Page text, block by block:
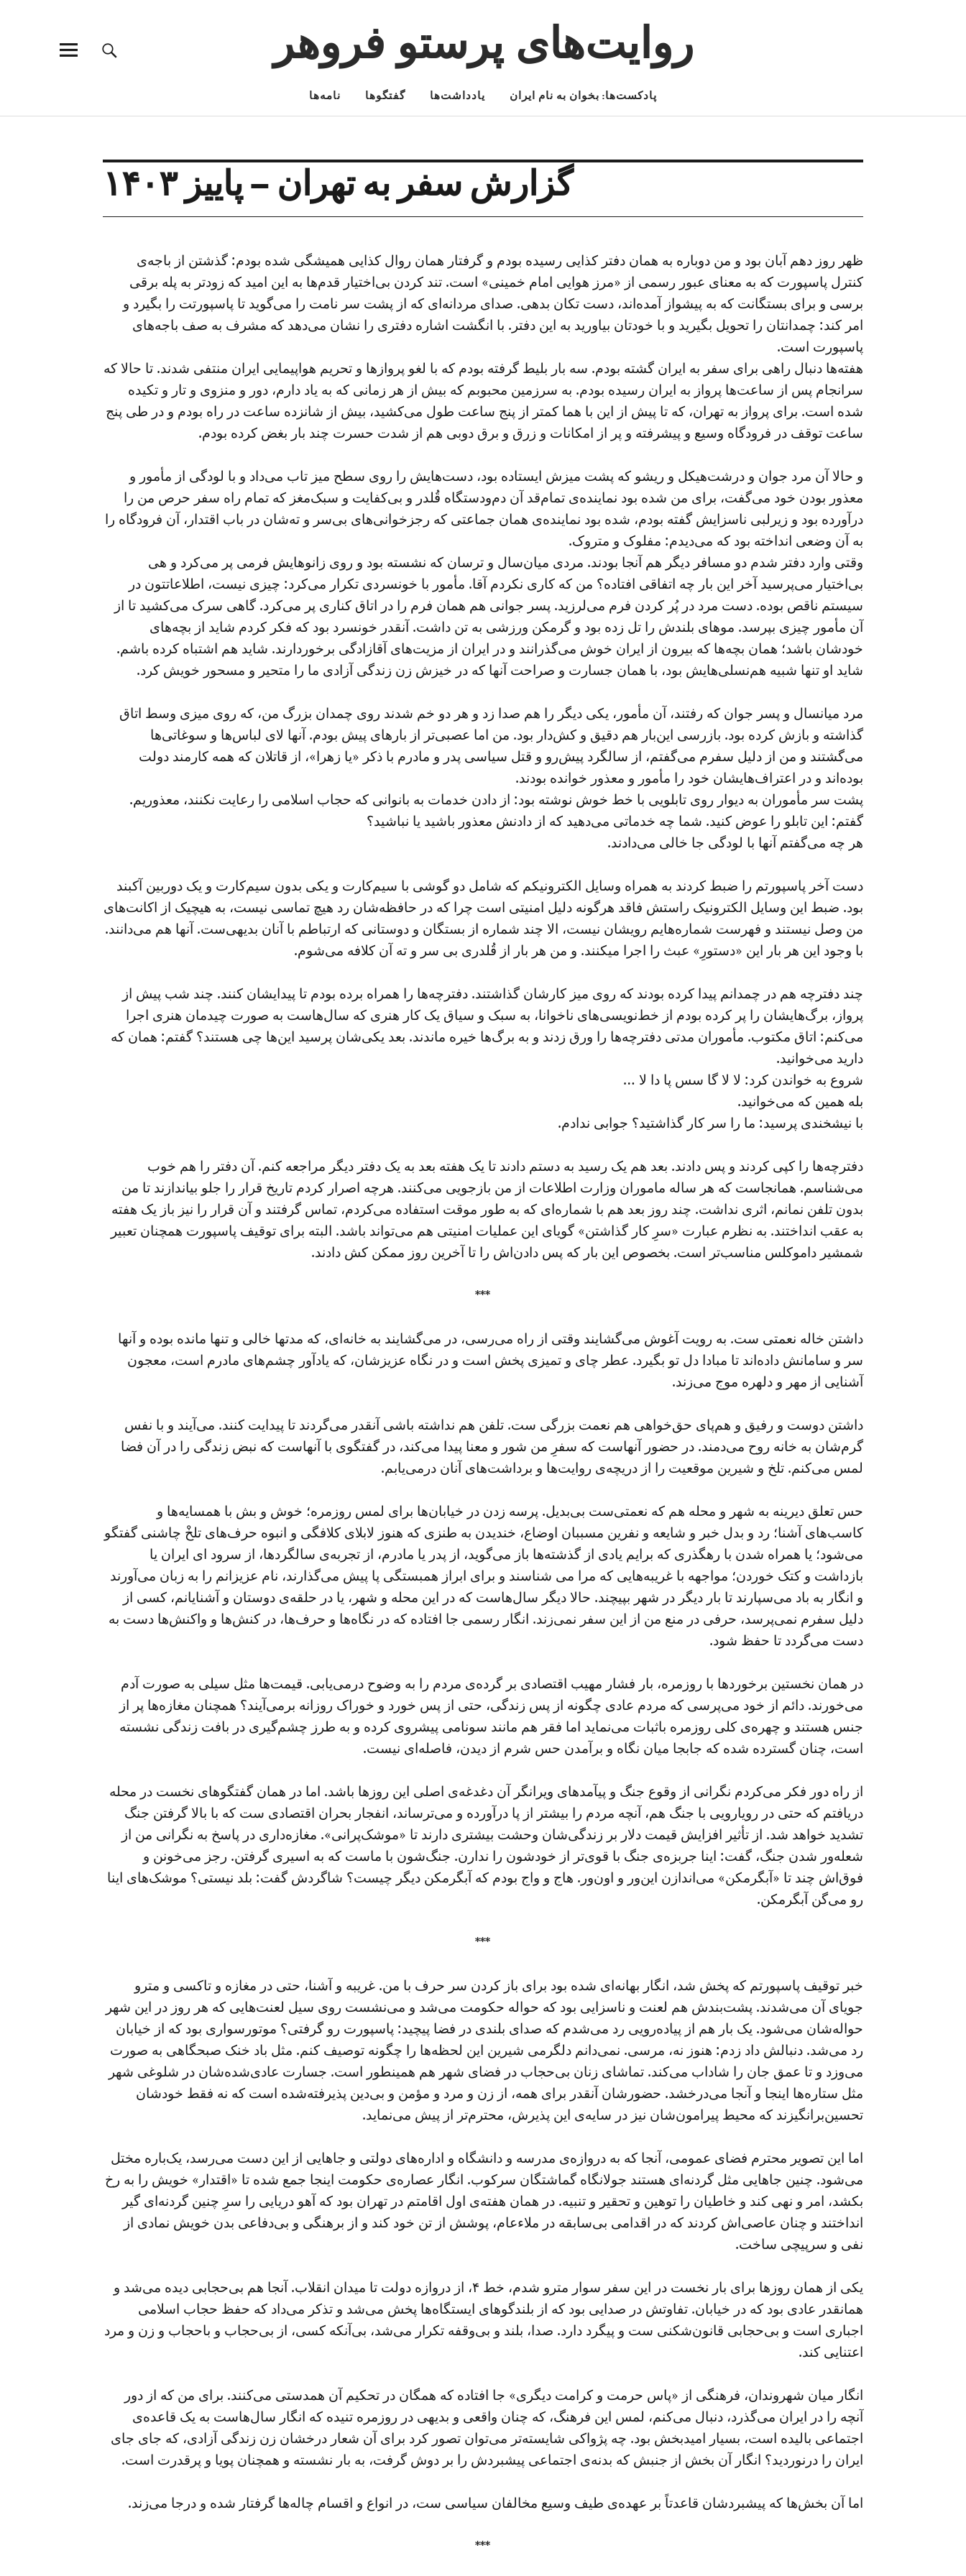
روایت‌های پرستو فروهر
نامه‌ها گفتگوها یادداشت‌ها پادکست‌ها: بخوان به نام ایران
گزارش سفر به تهران – پاییز ۱۴۰۳
ظهر روز دهم آبان بود و من دوباره به همان دفتر کذایی رسیده بودم و گرفتار همان روال کذایی همیشگی شده بودم: گذشتن از باجه‌ی
کنترل پاسپورت که به معنای عبور رسمی از «مرز هوایی امام خمینی» است. تند کردن بی‌اختیار قدم‌ها به این امید که زودتر به پله برقی
برسی و برای بستگانت که به پیشواز آمده‌اند، دست تکان بدهی. صدای مردانه‌ای که از پشت سر نامت را می‌گوید تا پاسپورتت را بگیرد و
امر کند: چمدانتان را تحویل بگیرید و با خودتان بیاورید به این دفتر. با انگشت اشاره‌ دفتری را نشان می‌دهد که مشرف به صف باجه‌های
پاسپورت است.
هفته‌ها دنبال راهی برای سفر به ایران گشته بودم. سه بار بلیط گرفته بودم که با لغو پروازها و تحریم هواپیمایی ایران منتفی شدند. تا حالا که
سرانجام پس از ساعت‌ها پرواز به ایران رسیده بودم. به سرزمین محبوبم که بیش از هر زمانی که به یاد دارم، دور و منزوی و تار و تکیده
شده است. برای پرواز به تهران، که تا پیش از این با هما کمتر از پنج ساعت طول می‌کشید، بیش از شانزده ساعت در راه بودم و در طی پنج
ساعت توقف در فرودگاه وسیع و پیشرفته و پر از امکانات و زرق و برق دوبی هم از شدت حسرت چند بار بغض کرده بودم.
و حالا آن مرد جوان و درشت‌هیکل و ریشو که پشت میزش ایستاده بود، دست‌هایش را روی سطح میز تاب می‌داد و با لودگی از مأمور و
معذور بودن خود می‌گفت، برای من شده بود نماینده‌ی تمام‌قد آن دم‌ودستگاه قُلدر و بی‌کفایت و سبک‌مغز که تمام راه سفر حرص من را
درآورده بود و زیرلبی ناسزایش گفته بودم، شده بود نماینده‌ی همان جماعتی که رجزخوانی‌های بی‌سر و ته‌شان در باب اقتدار‌، آن فرودگاه را
به آن وضعی انداخته بود که می‌دیدم: مفلوک و متروک.
وقتی وارد دفتر شدم دو مسافر دیگر هم آنجا بودند. مردی میان‌سال و ترسان که نشسته بود و روی زانوهایش فرمی پر می‌کرد و هی
بی‌اختیار می‌پرسید آخر این بار چه اتفاقی افتاده؟ من که کاری نکردم آقا. مأمور با خونسردی تکرار می‌کرد: چیزی نیست، اطلاعاتتون در
سیستم ناقص بوده. دست مرد در پُر کردن فرم می‌لرزید. پسر جوانی هم همان فرم را در اتاق کناری پر می‌کرد. گاهی سرک می‌کشید تا از
آن مأمور چیزی بپرسد. موهای بلندش را تل زده بود و گرمکن ورزشی به تن داشت. آنقدر خونسرد بود که فکر کردم شاید از بچه‌های
خودشان باشد؛ همان‌ بچه‌ها که بیرون از ایران خوش می‌گذرانند و در ایران از مزیت‌های آقازادگی برخوردارند. شاید هم اشتباه کرده باشم.
شاید او تنها شبیه هم‌نسلی‌هایش بود، با همان جسارت‌ و صراحت آنها که در خیزش زن زندگی آزادی ما را متحیر و مسحور خویش کرد.
مرد میانسال و پسر جوان که رفتند، آن مأمور، یکی دیگر را هم صدا زد و هر دو خم شدند روی چمدان بزرگ من، که روی میزی وسط اتاق
گذاشته و بازش کرده بود. بازرسی این‌بار هم دقیق و کش‌دار بود. من اما عصبی‌تر از بارهای پیش بودم. آنها لای لباس‌ها و سوغاتی‌ها
می‌گشتند و من از دلیل سفرم می‌گفتم، از سالگرد پیش‌رو و قتل سیاسی پدر و مادرم با ذکر «یا زهرا»، از قاتلان که همه کارمند دولت
بوده‌اند و در اعتراف‌هایشان خود را مأمور و معذور خوانده بودند.
پشت سر مأموران به دیوار روی تابلویی با خط خوش نوشته بود: از دادن خدمات به بانوانی که حجاب اسلامی را رعایت نکنند، معذوریم.
گفتم: این تابلو را عوض کنید. شما چه خدماتی می‌دهید که از دادنش معذور باشید یا نباشید؟
هر چه می‌گفتم آنها با لودگی جا خالی می‌دادند.
دست آخر پاسپورتم را ضبط کردند به همراه وسایل الکترونیکم که شامل دو گوشی با سیم‌کارت و یکی بدون سیم‌کارت و یک دوربین آکبند
بود. ضبط این وسایل الکترونیک راستش فاقد هرگونه دلیل امنیتی است چرا که در حافظه‌شان رد هیچ تماسی نیست، به هیچیک از اکانت‌های
من وصل نیستند و فهرست شماره‌هایم رویشان نیست، الا چند شماره‌ از بستگان و دوستانی که ارتباطم با آنان بدیهی‌ست. آنها هم می‌دانند.
با وجود این هر بار این «دستورِ» عبث را اجرا میکنند. و من هر بار از قُلدری بی سر و ته آن کلافه می‌شوم.
چند دفترچه هم در چمدانم پیدا کرده بودند که روی میز کارشان گذاشتند. دفترچه‌ها را همراه برده بودم تا پیدایشان کنند. چند شب پیش از
پرواز، برگ‌هایشان را پر کرده بودم‌ از خط‌نویسی‌های ناخوانا، به سبک و سیاق یک کار هنری که سال‌هاست به صورت چیدمان هنری اجرا
می‌کنم: اتاق مکتوب. مأموران مدتی دفترچه‌ها را ورق ‌زدند و به برگ‌ها خیره ‌ماندند. بعد یکی‌شان پرسید این‌ها چی هستند؟ گفتم: همان که
دارید می‌خوانید.
شروع به خواندن کرد: لا لا گا سس پا دا لا …
بله همین که می‌خوانید.
با نیشخندی پرسید: ما را سر کار گذاشتید؟ جوابی ندادم.
دفترچه‌ها را کپی کردند و پس دادند. بعد هم یک رسید به دستم دادند تا یک هفته بعد به یک دفتر دیگر مراجعه کنم. آن دفتر را هم خوب
می‌شناسم. همانجاست که هر ساله ماموران وزارت اطلاعات از من بازجویی می‌کنند. هرچه اصرار کردم تاریخ قرار را جلو بیاندازند تا من
بدون ‌تلفن نمانم، اثری نداشت. چند روز بعد هم با شماره‌ای که به طور موقت استفاده می‌کردم، تماس گرفتند و آن قرار را نیز باز یک هفته
به عقب انداختند. به نظرم عبارت «سرِ کار گذاشتن» گویای این عملیات امنیتی هم می‌تواند باشد. البته برای توقیف پاسپورت همچنان تعبیر
شمشیر داموکلس مناسب‌تر است. بخصوص این بار که پس دادن‌اش را تا آخرین روز ممکن کش دادند.
***
داشتن خاله نعمتی ست. به رویت آغوش می‌گشایند وقتی از راه می‌رسی، در می‌گشایند به خانه‌ای، که مدتها خالی و تنها مانده بوده و آنها
سر و سامانش داده‌اند تا مبادا دل تو بگیرد. عطر چای و تمیزی پخش است و در نگاه عزیزشان، که یادآور چشم‌های مادرم است، معجون
آشنایی از مهر و دلهره موج می‌زند.
داشتن دوست و رفیق و هم‌پای حق‌خواهی هم نعمت بزرگی ست. تلفن هم نداشته باشی آنقدر می‌گردند تا پیدایت ‌کنند. می‌آیند و با نفس
گرم‌شان به خانه روح می‌دمند. در حضور آنهاست که سفرِ من شور و معنا پیدا می‌کند، در گفتگوی با آنهاست که نبض زندگی را در آن فضا
لمس می‌کنم. تلخ و شیرین موقعیت را از دریچه‌ی روایت‌ها و برداشت‌های آنان درمی‌یابم.
حس تعلق دیرینه به شهر و محله هم که نعمتی‌ست بی‌بدیل. پرسه زدن در خیابان‌ها برای لمس روزمره‌؛ خوش و بش با همسایه‌ها و
کاسب‌های آشنا؛ رد و بدل خبر و شایعه و نفرین مسببان اوضاع، خندیدن به طنزی که هنوز لابلای کلافگی و انبوه حرف‌های تلخْ چاشنی گفتگو
می‌شود؛ یا همراه شدن با رهگذری که برایم یادی از گذشته‌ها باز می‌گوید، از پدر یا مادرم، از تجربه‌ی سالگردها، از سرود ای ایران یا
بازداشت و کتک خوردن‌‌؛ مواجهه با غریبه‌هایی که مرا می شناسند و برای ابراز همبستگی پا پیش می‌گذارند، نام عزیزانم را به زبان می‌آورند
و انگار به باد می‌سپارند تا بار دیگر در شهر بپیچند. حالا دیگر سال‌هاست که در این محله و شهر، یا در حلقه‌ی دوستان و آشنایانم، کسی از
دلیل سفرم نمی‌پرسد، حرفی در منع من از این سفر نمی‌زند. انگار رسمی جا افتاده که در نگاه‌ها و حرف‌ها، در کنش‌ها و واکنش‌ها دست به
دست می‌گردد تا حفظ ‌شود.
در همان نخستین برخوردها با روزمره، بار فشار مهیب اقتصادی بر گرده‌ی مردم را به وضوح درمی‌یابی. قیمت‌ها مثل سیلی به صورت آدم
می‌خورند. دائم از خود می‌پرسی که مردم عادی چگونه از پس زندگی، حتی از پس خورد و خوراک روزانه برمی‌آیند؟ همچنان مغازه‌ها پر از
جنس هستند و چهره‌ی کلی روزمره باثبات می‌نماید اما فقر هم مانند سونامی پیشروی کرده و به طرز چشم‌گیری در بافت زندگی نشسته
است، چنان گسترده شده که جابجا میان نگاه و برآمدن حس شرم از دیدن، فاصله‌ای نیست.
از راه دور فکر می‌کردم نگرانی از وقوع جنگ و پیآمدهای ویرانگر آن دغدغه‌ی اصلی این روزها باشد. اما در همان گفتگوهای نخست در محله‌
دریافتم که حتی در رویارویی با جنگ هم، آنچه مردم را بیشتر از پا در‌آورده و می‌ترساند، انفجار بحران اقتصادی‌ ست که با بالا گرفتن جنگ
تشدید خواهد شد. از تأثیر افزایش قیمت دلار بر زندگی‌شان وحشت بیشتری دارند تا «موشک‌پرانی». مغازه‌داری در پاسخ به نگرانی‌ من از
شعله‌ور شدن جنگ، گفت: اینا جربزه‌ی جنگ با قوی‌تر از خودشون را ندارن. جنگ‌شون با ماست که به اسیری گرفتن. رجز می‌خونن و
فوق‌اش چند تا «آبگرمکن» می‌اندازن این‌ور و اون‌ور. هاج و واج بودم که آبگرمکن دیگر چیست؟ شاگردش گفت: بلد نیستی؟ موشک‌های اینا
رو می‌گن آبگرمکن.
***
خبر توقیف پاسپورتم که پخش شد، انگار بهانه‌ای شده بود برای باز کردن سر حرف با من. غریبه و آشنا، حتی در مغازه و تاکسی و مترو
جویای آن می‌شدند. پشت‌بندش هم لعنت و ناسزایی بود که حواله‌ حکومت می‌شد و می‌نشست روی سیل لعنت‌هایی که هر روز در این شهر
حواله‌شان می‌شود. یک بار هم از پیاده‌رویی رد می‌شدم که صدای بلندی در فضا پیچید: پاسپورت رو گرفتی؟ موتورسواری بود که از خیابان
رد می‌شد. دنبالش داد زدم: هنوز نه، مرسی. نمی‌دانم دلگرمی شیرین این لحظه‌ها را چگونه توصیف کنم. مثل باد خنک صبحگاهی به صورت
می‌وزد و تا عمق جان را شاداب می‌کند. تماشای زنان بی‌حجاب در فضای شهر هم همینطور است. جسارت عادی‌شده‌شان در شلوغی شهر
مثل ستاره‌ها اینجا و آنجا می‌درخشد. حضورشان آنقدر برای همه، از زن و مرد و مؤمن و بی‌دین پذیرفته‌شده است که نه فقط خودشان
تحسین‌برانگیزند که محیط پیرامون‌شان نیز در سایه‌ی این پذیرش، محترم‌تر از پیش می‌نماید.
اما این تصویر محترم فضای عمومی، آنجا که به دروازه‌ی مدرسه و دانشگاه و اداره‌های دولتی و جاهایی از این دست می‌رسد، یک‌باره مختل
می‌شود. چنین جاهایی مثل گردنه‌ای هستند جولانگاه گماشتگان سرکوب. انگار عصاره‌ی حکومت اینجا جمع شده تا «اقتدار» خویش را به رخ
بکشد، امر و نهی ‌‌کند و خاطیان را توهین و تحقیر و تنبیه. در همان هفته‌ی اول اقامتم در تهران بود که آهو دریایی را سرِ چنین گردنه‌ای گیر
انداختند و چنان عاصی‌اش کردند که در اقدامی بی‌سابقه در ملاءعام، پوشش از تن خود کند و از برهنگی و بی‌دفاعی بدن خویش نمادی از
نفی و سرپیچی ساخت.
یکی از همان روزها برای بار نخست در این سفر سوار مترو شدم، خط ۴، از دروازه دولت تا میدان انقلاب. آنجا هم بی‌حجابی دیده می‌شد و
همانقدر عادی بود که در خیابان. تفاوتش در صدایی بود که از بلندگوهای ایستگاه‌ها پخش می‌شد و تذکر می‌داد که حفظ حجاب اسلامی
اجباری است و بی‌حجابی قانون‌شکنی ست و پیگرد دارد. صدا، بلند و بی‌وقفه تکرار می‌شد، بی‌آنکه کسی، از بی‌حجاب و باحجاب و زن و مرد
اعتنایی کند.
انگار میان شهروندان، فرهنگی از «پاس حرمت و کرامت دیگری» جا افتاده که همگان در تحکیم آن همدستی می‌کنند. برای من که از دور
آنچه را در ایران می‌گذرد، دنبال می‌کنم، لمس این فرهنگ، که چنان واقعی و بدیهی در روزمره تنیده که انگار سال‌هاست به یک قاعده‌ی
اجتماعی بالیده است، بسیار امیدبخش بود. چه پژواکی شایسته‌تر می‌توان تصور کرد برای آن شعار درخشان زن زندگی آزادی، که جای جای
ایران را درنوردید؟ انگار آن بخش از جنبش که بدنه‌ی اجتماعی پیشبردش را بر دوش گرفت، به بار نشسته و همچنان پویا و پرقدرت است.
اما آن بخش‌ها که پیشبردشان قاعدتاً بر عهده‌ی طیف وسیع مخالفان سیاسی ست، در انواع و اقسام چاله‌ها گرفتار شده و درجا می‌زند.
***